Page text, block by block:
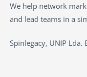
We help network
and lead teams in a
Spinlegacy, UNIP Lda.